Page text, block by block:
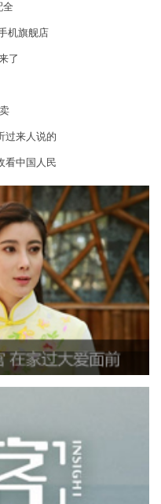
全
机旗舰店
了
过来人说的
看中国人民